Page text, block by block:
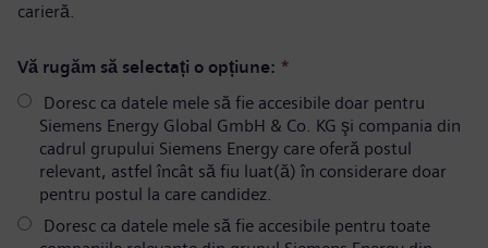
carieră.
Vă rugăm să selectați o opțiune: *
Doresc ca datele mele să fie accesibile doar pentru
Siemens Energy Global GmbH & Co. KG şi compania din
cadrul grupului Siemens Energy care oferă postul
relevant, astfel încât să fiu luat(ă) în considerare doar
pentru postul la care candidez.
Doresc ca datele mele să fie accesibile pentru toate